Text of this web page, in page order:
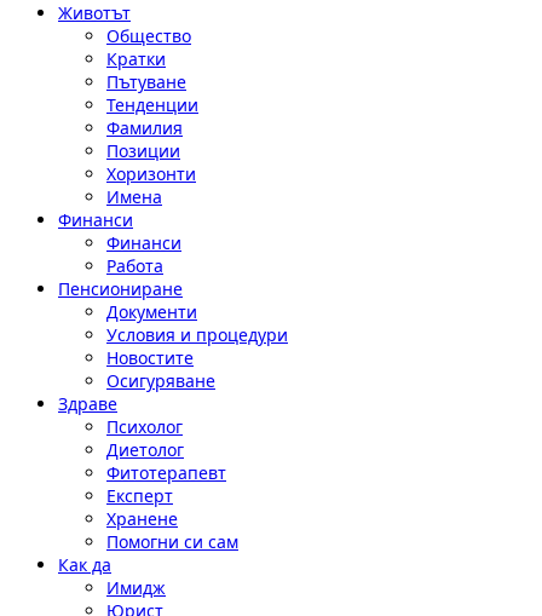
Животът
Общество
Кратки
Пътуване
Тенденции
Фамилия
Позиции
Хоризонти
Имена
Финанси
Финанси
Работа
Пенсиониране
Документи
Условия и процедури
Новостите
Осигуряване
Здраве
Психолог
Диетолог
Фитотерапевт
Експерт
Хранене
Помогни си сам
Как да
Имидж
Юрист